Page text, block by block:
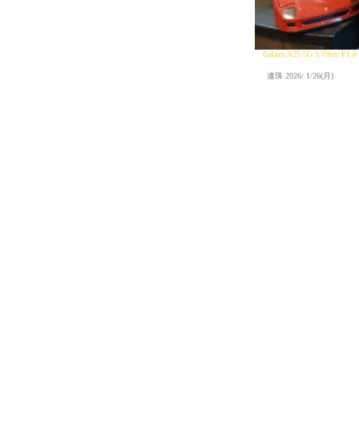
Galaxy A25 5G 1/19sec
連珠 2026/ 1/26(月)